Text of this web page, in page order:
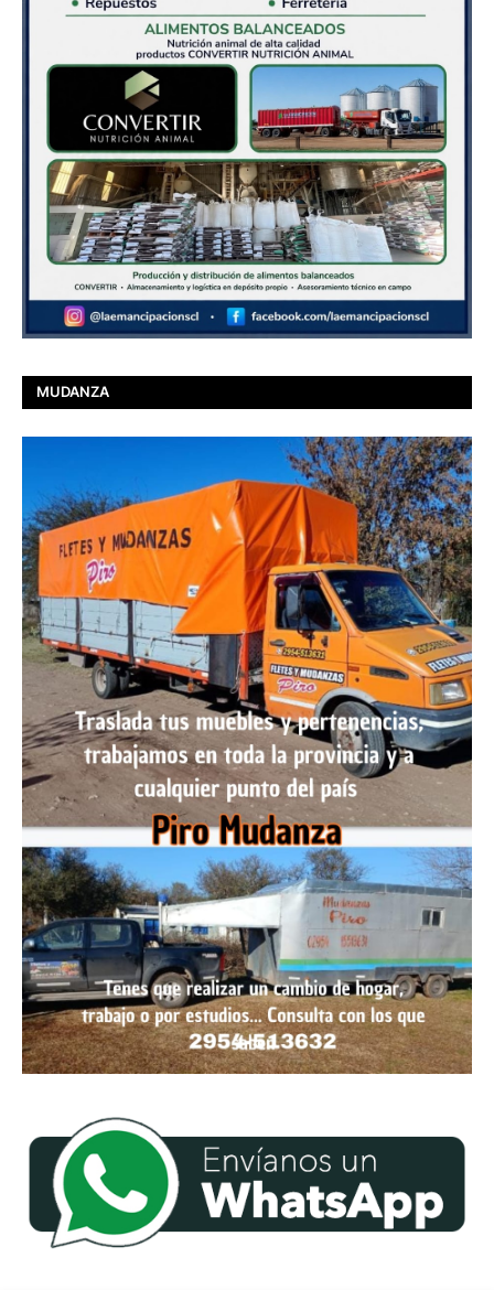
MUDANZA